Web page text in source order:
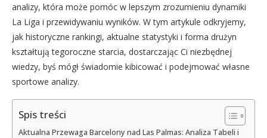
analizy, która może pomóc w lepszym zrozumieniu dynamiki
La Liga i przewidywaniu wyników. W tym artykule odkryjemy,
jak historyczne rankingi, aktualne statystyki i forma drużyn
kształtują tegoroczne starcia, dostarczając Ci niezbędnej
wiedzy, byś mógł świadomie kibicować i podejmować własne
sportowe analizy.
Spis treści
Aktualna Przewaga Barcelony nad Las Palmas: Analiza Tabeli i